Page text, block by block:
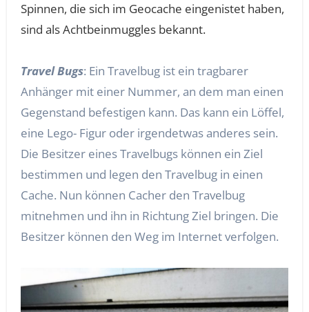
Spinnen, die sich im Geocache eingenistet haben,
sind als Achtbeinmuggles bekannt.
Travel Bugs: Ein Travelbug ist ein tragbarer
Anhänger mit einer Nummer, an dem man einen
Gegenstand befestigen kann. Das kann ein Löffel,
eine Lego- Figur oder irgendetwas anderes sein.
Die Besitzer eines Travelbugs können ein Ziel
bestimmen und legen den Travelbug in einen
Cache. Nun können Cacher den Travelbug
mitnehmen und ihn in Richtung Ziel bringen. Die
Besitzer können den Weg im Internet verfolgen.